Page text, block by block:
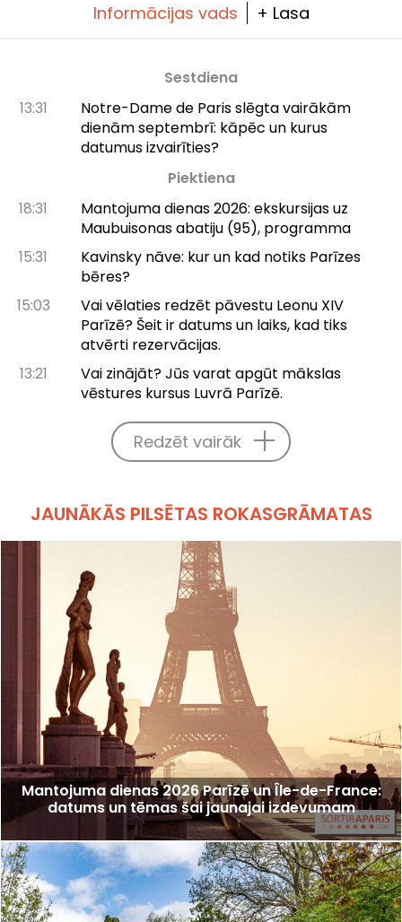
Informācijas vads + Lasa
Sestdiena
13:31
Notre-Dame de Paris slēgta vairākām
dienām septembrī: kāpēc un kurus
datumus izvairīties?
Piektiena
18:31
Mantojuma dienas 2026: ekskursijas uz
Maubuisonas abatiju (95), programma
15:31
Kavinsky nāve: kur un kad notiks Parīzes
bēres?
15:03
Vai vēlaties redzēt pāvestu Leonu XIV
Parīzē? Šeit ir datums un laiks, kad tiks
atvērti rezervācijas.
13:21
Vai zinājāt? Jūs varat apgūt mākslas
vēstures kursus Luvrā Parīzē.
Redzēt vairāk
JAUNĀKĀS PILSĒTAS ROKASGRĀMATAS
Mantojuma dienas 2026 Parīzē un Île-de-France:
datums un tēmas šai jaunajai izdevumam